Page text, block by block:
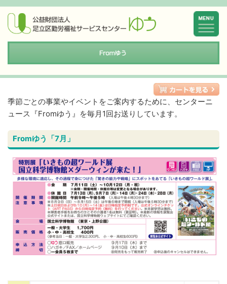
季節ごとの事業やイベントをご案内するために、センターニ
ュース『Fromゆう』を毎月1回お送りしています。
Fromゆう「7月」